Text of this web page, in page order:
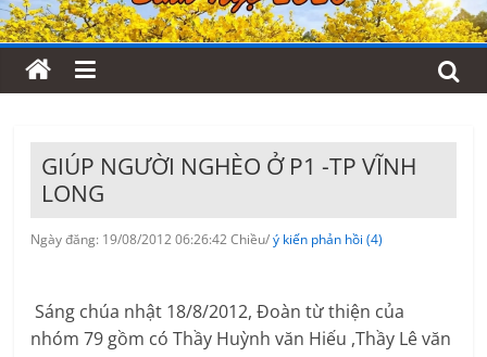
GIÚP NGƯỜI NGHÈO Ở P1 -TP VĨNH
LONG
Ngày đăng: 19/08/2012 06:26:42 Chiều/ý kiến phản hồi (4)
Sáng chúa nhật 18/8/2012, Đoàn từ thiện của
nhóm 79 gồm có Thầy Huỳnh văn Hiếu ,Thầy Lê văn